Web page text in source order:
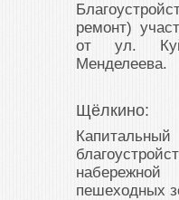
ремонт)
от ул.
Менделеева.
Щёлкино:
пешеходных